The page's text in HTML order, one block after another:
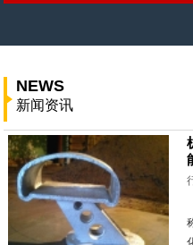
NEWS
新闻资讯